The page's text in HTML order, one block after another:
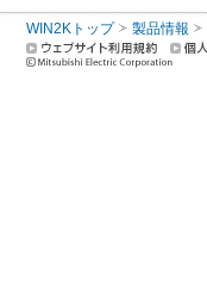
WIN2Kトップ 製品情報